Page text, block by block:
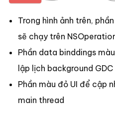
Trong hình ảnh trên,
sẽ chạy trên
Phần data binddings
lập lịch background GDC
Phần màu đỏ UI để cập
main thread